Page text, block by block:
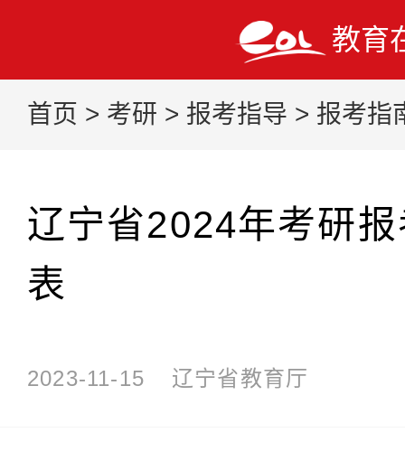
教育
首页 > 考研 > 报考指导 > 报考指
辽宁省2024年考研
表
2023-11-15 辽宁省教育厅